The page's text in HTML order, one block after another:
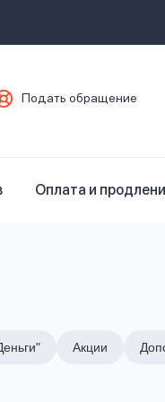
Подать обращение
Оплата и
Акции